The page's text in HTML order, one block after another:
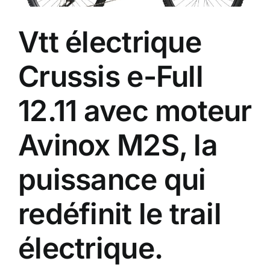
à
€
Vtt électrique
Crussis e-Full
12.11 avec moteur
Avinox M2S, la
puissance qui
redéfinit le trail
électrique.